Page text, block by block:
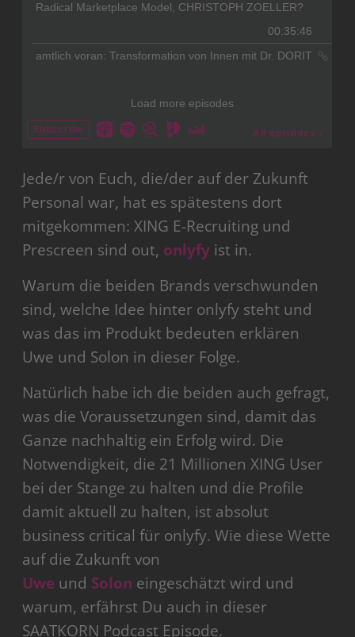
Jede/r von Euch, die/der auf der Zukunft
Personal war, hat es spätestens dort
mitgekommen: XING E-Recruiting und
Prescreen sind out, onlyfy ist in.
Warum die beiden Brands verschwunden
sind, welche Idee hinter onlyfy steht und
was das im Produkt bedeuten erklären
Uwe und Solon in dieser Folge.
Natürlich habe ich die beiden auch gefragt,
was die Voraussetzungen sind, damit das
Ganze nachhaltig ein Erfolg wird. Die
Notwendigkeit, die 21 Millionen XING User
bei der Stange zu halten und die Profile
damit aktuell zu halten, ist absolut
business critical für onlyfy. Wie diese Wette
auf die Zukunft von
Uwe und Solon eingeschätzt wird und
warum, erfährst Du auch in dieser
SAATKORN Podcast Episode.